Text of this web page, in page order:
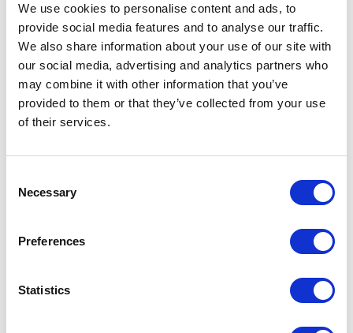
We use cookies to personalise content and ads, to
provide social media features and to analyse our traffic.
We also share information about your use of our site with
our social media, advertising and analytics partners who
may combine it with other information that you’ve
provided to them or that they’ve collected from your use
of their services.
Selection
Necessary
Preferences
Statistics
Belépés
Olvasd el az általános felhasználási feltételei és
adatvédelmi nyilatkozatunkat.
Elfelejtettem a jelszavamat